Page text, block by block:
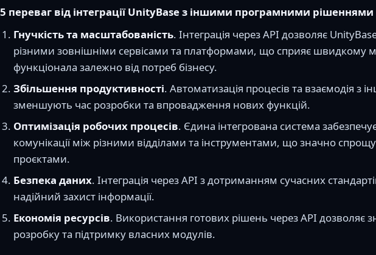
5 переваг від інтеграції UnityBase з іншими програмними рішеннями
Гнучкість та масштабованість. Інтеграція через API дозволяє
різними зовнішніми сервісами та платформами, що сприяє швидкому
функціонала залежно від потреб бізнесу.
Збільшення продуктивності. Автоматизація процесів та взаємодія з
зменшують час розробки та впровадження нових функцій.
Оптимізація робочих процесів. Єдина інтегрована система
комунікації між різними відділами та інструментами, що значно
проєктами.
Безпека даних. Інтеграція через API з дотриманням сучасних
надійний захист інформації.
Економія ресурсів. Використання готових рішень через API дозволяє
розробку та підтримку власних модулів.